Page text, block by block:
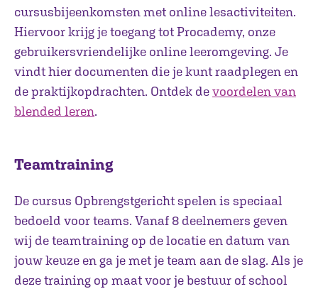
cursusbijeenkomsten met online lesactiviteiten.
Hiervoor krijg je toegang tot Procademy, onze
gebruikersvriendelijke online leeromgeving. Je
vindt hier documenten die je kunt raadplegen en
de praktijkopdrachten. Ontdek devoordelen van
blended leren.
Teamtraining
De cursus Opbrengstgericht spelen is speciaal
bedoeld voor teams. Vanaf 8 deelnemers geven
wij de teamtraining op de locatie en datum van
jouw keuze en ga je met je team aan de slag. Als je
deze training op maat voor je bestuur of school